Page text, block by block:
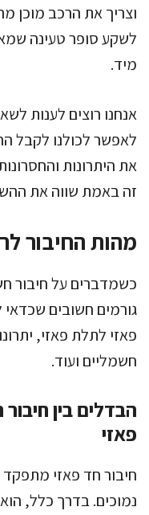
וצריך את הרכב מוכן
לשקע סופר טעינה
מיד.
אנחנו רוצים לענות
לאפשר לכולנו לקבל
את היתרונות
זה באמת שווה את
מהות החיבור
כשמדברים על חיבור
גורמים חשובים שכדאי
פאזי לתלת פאזי,
חשמליים ועוד.
הבדלים בין
פאזי
חיבור חד פאזי